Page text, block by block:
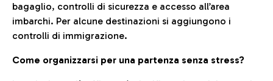
bagaglio, controlli di sicurezza e accesso all’area
imbarchi. Per alcune destinazioni si aggiungono i
controlli di immigrazione.
Come organizzarsi per una partenza senza stress?